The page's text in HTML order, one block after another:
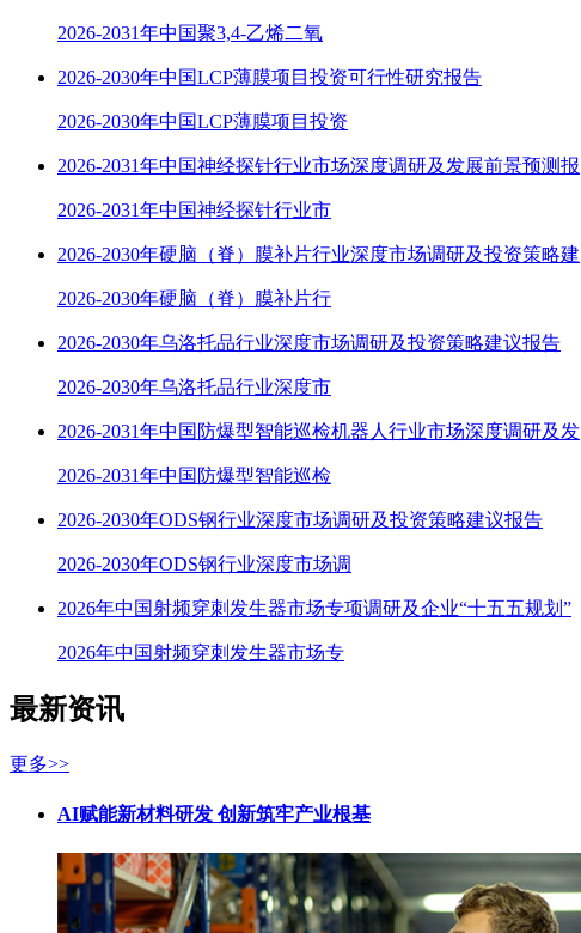
2026-2031年中国聚3,4-乙烯二氧
2026-2030年中国LCP薄膜项目投资可行性研究报告
2026-2030年中国LCP薄膜项目投资
2026-2031年中国神经探针行业市场深度调研及发展前景预测报
2026-2031年中国神经探针行业市
2026-2030年硬脑（脊）膜补片行业深度市场调研及投资策略建
2026-2030年硬脑（脊）膜补片行
2026-2030年乌洛托品行业深度市场调研及投资策略建议报告
2026-2030年乌洛托品行业深度市
2026-2031年中国防爆型智能巡检机器人行业市场深度调研及发
2026-2031年中国防爆型智能巡检
2026-2030年ODS钢行业深度市场调研及投资策略建议报告
2026-2030年ODS钢行业深度市场调
2026年中国射频穿刺发生器市场专项调研及企业“十五五规划”
2026年中国射频穿刺发生器市场专
最新资讯
更多>>
AI赋能新材料研发 创新筑牢产业根基